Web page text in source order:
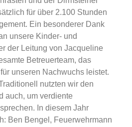
für über 2.100 Stunden
Ein besonderer Dank
unsere Kinder- und
der Leitung von Jacqueline
Betreuerteam, das
unseren Nachwuchs leistet.
nutzten wir den
auch, um verdiente
In diesem Jahr
Ben Bengel, Feuerwehrmann